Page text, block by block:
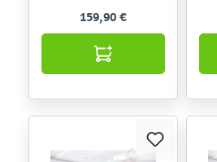
159,90 €